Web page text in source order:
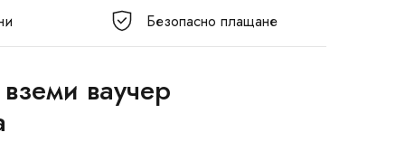
Безопасно плащане
ваучер